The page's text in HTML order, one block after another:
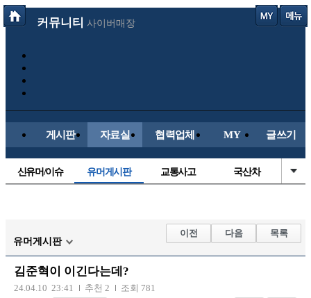
커뮤니티 사이버매장
게시판 자료실 협력업체 MY 글쓰기
신유머/이슈 유머게시판 교통사고 국산차
자유사진 군사/무기
트럭/버스
장착시공사진
유머게시판
이전 다음 목록
김준혁이 이긴다는데?
24.04.10 23:41 추천 2
조회 781